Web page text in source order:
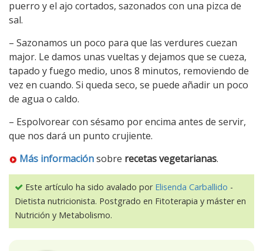
puerro y el ajo cortados, sazonados con una pizca de
sal.
– Sazonamos un poco para que las verdures cuezan
major. Le damos unas vueltas y dejamos que se cueza,
tapado y fuego medio, unos 8 minutos, removiendo de
vez en cuando. Si queda seco, se puede añadir un poco
de agua o caldo.
– Espolvorear con sésamo por encima antes de servir,
que nos dará un punto crujiente.
Más informaciónsobre recetas vegetarianas.
Este artículo ha sido avalado por Elisenda Carballido -
Dietista nutricionista. Postgrado en Fitoterapia y máster en
Nutrición y Metabolismo.